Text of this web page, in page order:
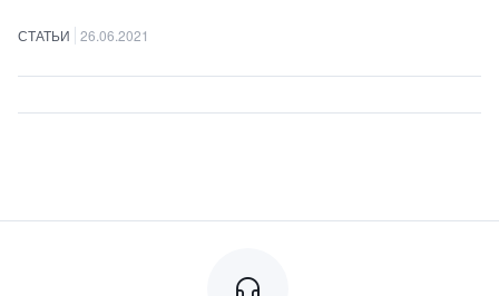
СТАТЬИ 26.06.2021